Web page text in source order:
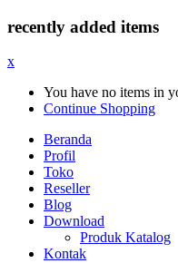
recently added items
x
You have no items in
Continue Shopping
Beranda
Profil
Toko
Reseller
Blog
Download
Produk Katalog
Kontak